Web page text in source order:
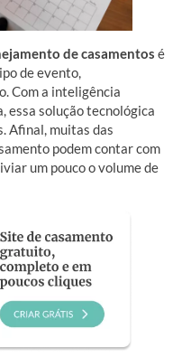
de casamentos é
de evento,
Com a inteligência
essa solução tecnológica
Afinal, muitas das
podem contar com
um pouco o volume de